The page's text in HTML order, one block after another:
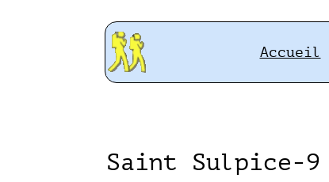
Accueil
Saint Sulpice-9